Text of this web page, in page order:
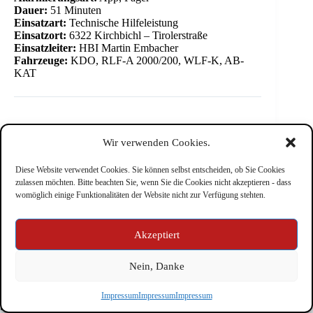
Wir verwenden Cookies.
Diese Website verwendet Cookies. Sie können selbst entscheiden, ob Sie Cookies
zulassen möchten. Bitte beachten Sie, wenn Sie die Cookies nicht akzeptieren - dass
womöglich einige Funktionalitäten der Website nicht zur Verfügung stehten.
Akzeptiert
Nein, Danke
ImpressumImpressumImpressum
Dauer: 51 Minuten
Einsatzart: Technische Hilfeleistung
Einsatzort: 6322 Kirchbichl – Tirolerstraße
Einsatzleiter: HBI Martin Embacher
Fahrzeuge: KDO, RLF-A 2000/200, WLF-K, AB-
KAT
Copyright © Feuerwehr Kirchbichl 2026 - WordPress Theme
by